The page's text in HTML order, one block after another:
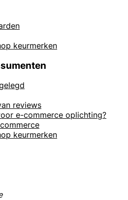
keurmerken
reviews
e-commerce oplichting?
keurmerken